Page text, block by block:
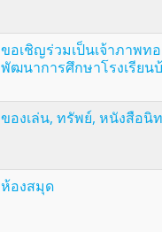
ขอเชิญร่วมเป็นเจ้าภาพท
พัฒนาการศึกษาโรงเรียน
ของเล่น, ทรัพย์, หนังสือนิ
ห้องสมุด